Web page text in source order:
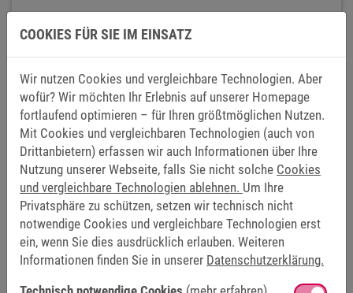
SERVO DRIVE COMBIVERT S6
COOKIES FÜR SIE IM EINSATZ
Wir nutzen Cookies und vergleichbare Technologien. Aber
wofür? Wir möchten Ihr Erlebnis auf unserer Homepage
fortlaufend optimieren – für Ihren größtmöglichen Nutzen.
Mit Cookies und vergleichbaren Technologien (auch von
Drittanbietern) erfassen wir auch Informationen über Ihre
Nutzung unserer Webseite, falls Sie nicht solche Cookies
und vergleichbare Technologien ablehnen. Um Ihre
Privatsphäre zu schützen, setzen wir technisch nicht
notwendige Cookies und vergleichbare Technologien erst
ein, wenn Sie dies ausdrücklich erlauben. Weiteren
Informationen finden Sie in unserer Datenschutzerklärung.